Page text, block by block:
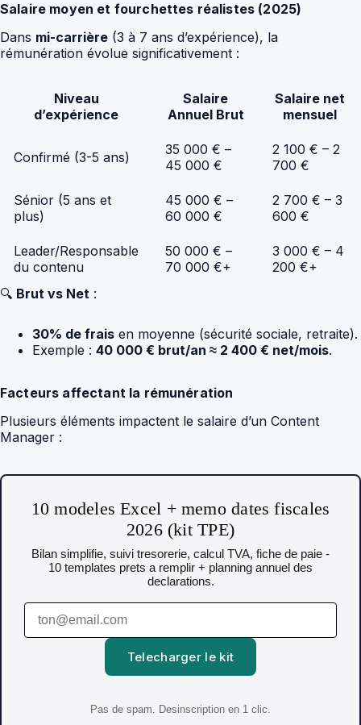
Salaire moyen et fourchettes réalistes (2025)
Dans mi-carrière (3 à 7 ans d’expérience), la
rémunération évolue significativement :
Niveau
d’expérience
Salaire
Annuel Brut
Salaire net
mensuel
Confirmé (3-5 ans)
35 000 € –
45 000 €
2 100 € – 2
700 €
Sénior (5 ans et
plus)
45 000 € –
60 000 €
2 700 € – 3
600 €
Leader/Responsable
du contenu
50 000 € –
70 000 €+
3 000 € – 4
200 €+
🔍 Brut vs Net :
30% de frais en moyenne (sécurité sociale, retraite).
Exemple : 40 000 € brut/an ≈ 2 400 € net/mois.
Facteurs affectant la rémunération
Plusieurs éléments impactent le salaire d’un Content
Manager :
10 modeles Excel + memo dates fiscales
2026 (kit TPE)
Bilan simplifie, suivi tresorerie, calcul TVA, fiche de paie -
10 templates prets a remplir + planning annuel des
declarations.
Telecharger le kit
Pas de spam. Desinscription en 1 clic.